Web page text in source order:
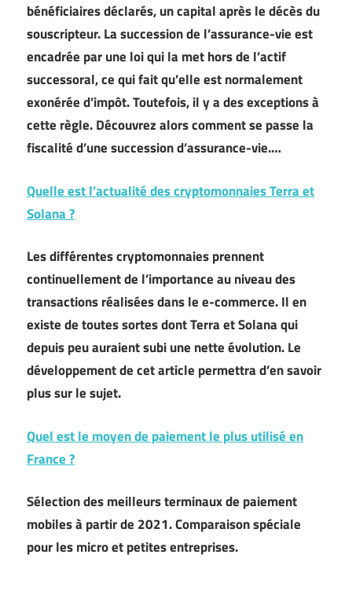
bénéficiaires déclarés, un capital après le décès du
souscripteur. La succession de l’assurance-vie est
encadrée par une loi qui la met hors de l’actif
successoral, ce qui fait qu’elle est normalement
exonérée d’impôt. Toutefois, il y a des exceptions à
cette règle. Découvrez alors comment se passe la
fiscalité d’une succession d’assurance-vie.…
Quelle est l’actualité des cryptomonnaies Terra et
Solana ?
Les différentes cryptomonnaies prennent
continuellement de l’importance au niveau des
transactions réalisées dans le e-commerce. Il en
existe de toutes sortes dont Terra et Solana qui
depuis peu auraient subi une nette évolution. Le
développement de cet article permettra d’en savoir
plus sur le sujet.
Quel est le moyen de paiement le plus utilisé en
France ?
Sélection des meilleurs terminaux de paiement
mobiles à partir de 2021. Comparaison spéciale
pour les micro et petites entreprises.